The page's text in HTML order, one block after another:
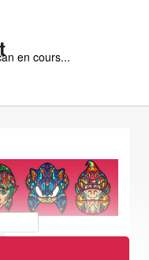
en cours...
>>>